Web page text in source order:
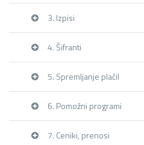
3. Izpisi
4. Šifranti
5. Spremljanje plačil
6. Pomožni programi
7. Ceniki, prenosi